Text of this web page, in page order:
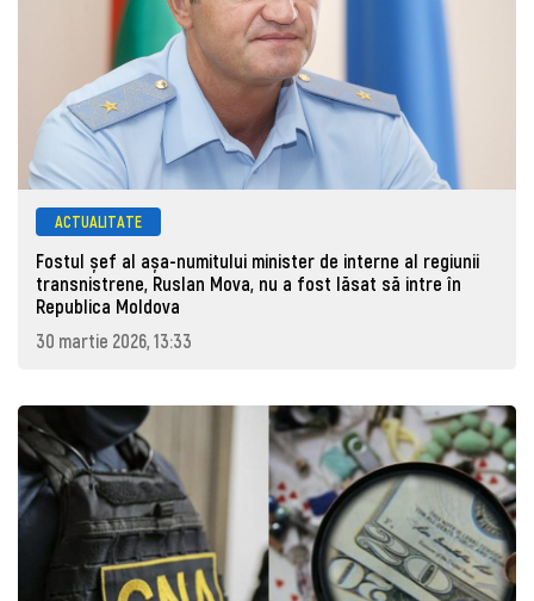
ACTUALITATE
Fostul șef al așa-numitului minister de interne al regiunii
transnistrene, Ruslan Mova, nu a fost lăsat să intre în
Republica Moldova
30 martie 2026, 13:33